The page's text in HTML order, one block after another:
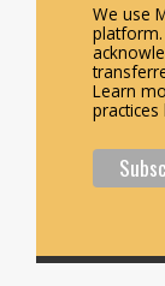
We use
platform.
Learn
practices